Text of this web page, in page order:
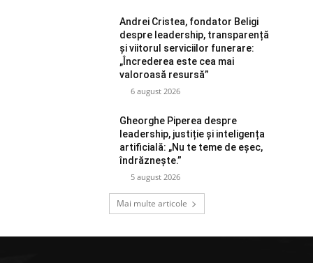
Andrei Cristea, fondator Beligi
despre leadership, transparență
și viitorul serviciilor funerare:
„Încrederea este cea mai
valoroasă resursă”
6 august 2026
Gheorghe Piperea despre
leadership, justiție și inteligența
artificială: „Nu te teme de eșec,
îndrăznește.”
5 august 2026
Mai multe articole